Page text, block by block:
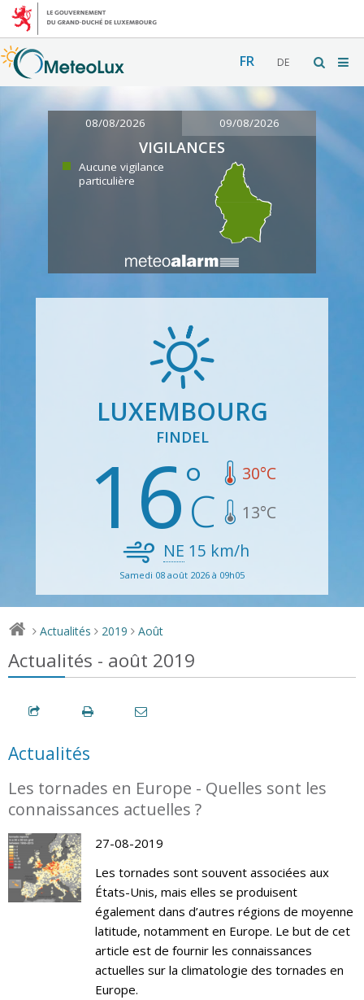
FR DE
08/08/2026 09/08/2026
VIGILANCES
Aucune vigilance
particulière
LUXEMBOURG
FINDEL
16 30°C
13°C
NE 15 km/h
Samedi 08 août 2026 à 09h05
> Actualités > 2019 > Août
Actualités - août 2019
Actualités
Les tornades en Europe - Quelles sont les
connaissances actuelles ?
27-08-2019
Les tornades sont souvent associées aux
États-Unis, mais elles se produisent
également dans d’autres régions de moyenne
latitude, notamment en Europe. Le but de cet
article est de fournir les connaissances
actuelles sur la climatologie des tornades en
Europe.